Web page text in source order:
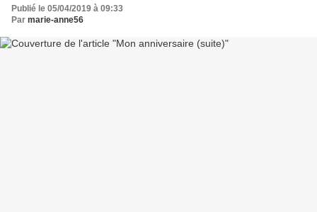
Publié le 05/04/2019 à 09:33
Par marie-anne56